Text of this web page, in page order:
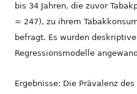
bis 34 Jahren, die zuvor
= 247), zu ihrem
befragt. Es wurden
Regressionsmodelle
Ergebnisse: Die Prävalenz